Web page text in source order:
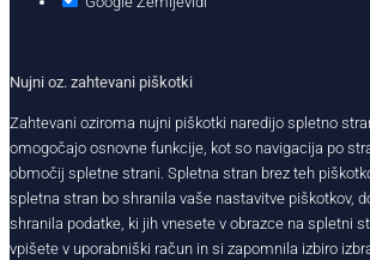
Nujni oz. zahtevani piškotki
Zahtevani oziroma nujni piškotki naredijo spletno
omogočajo osnovne funkcije, kot so navigacija po
območij spletne strani. Spletna stran brez teh
spletna stran bo shranila vaše nastavitve piškotkov,
shranila podatke, ki jih vnesete v obrazce na spletni
vpišete v uporabniški račun in si zapomnila izbiro